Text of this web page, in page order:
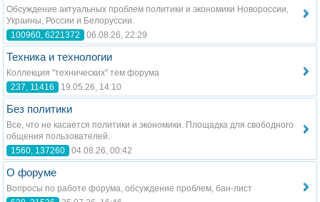
Обсуждение актуальных проблем политики и экономики Новороссии,
Украины, России и Белоруссии.
100960, 6221372
06.08.26, 22:29
Техника и технологии
Коллекция "технических" тем форума
237, 11416
19.05.26, 14:10
Без политики
Все, что не касается политики и экономики. Площадка для свободного
общения пользователей.
1560, 137260
04.08.26, 00:42
О форуме
Вопросы по работе форума, обсуждение проблем, бан-лист